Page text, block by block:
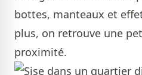
bottes, manteaux et
plus, on retrouve une
proximité.